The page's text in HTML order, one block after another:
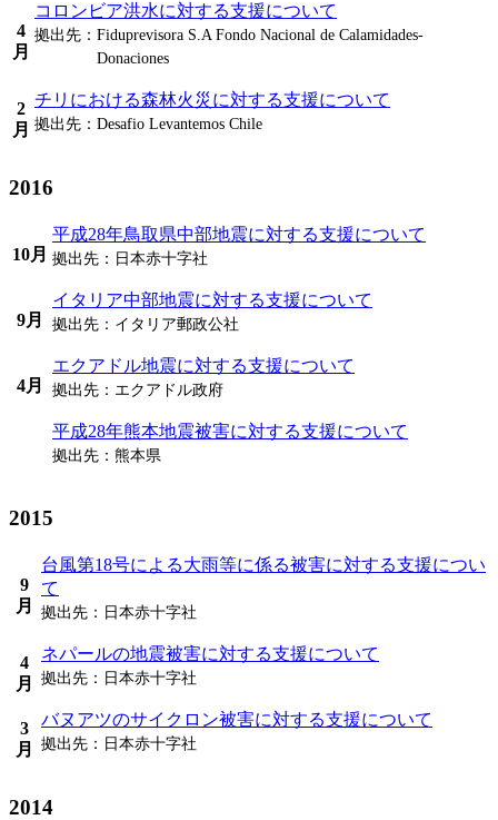
4
月
コロンビア洪水に対する支援について
拠出先： Fiduprevisora S.A Fondo Nacional de Calamidades-
Donaciones
2
月
チリにおける森林火災に対する支援について
拠出先： Desafio Levantemos Chile
2016
10月
平成28年鳥取県中部地震に対する支援について
拠出先： 日本赤十字社
9月
イタリア中部地震に対する支援について
拠出先： イタリア郵政公社
4月
エクアドル地震に対する支援について
拠出先： エクアドル政府
平成28年熊本地震被害に対する支援について
拠出先： 熊本県
2015
9
月
台風第18号による大雨等に係る被害に対する支援につい
て
拠出先： 日本赤十字社
4
月
ネパールの地震被害に対する支援について
拠出先： 日本赤十字社
3
月
バヌアツのサイクロン被害に対する支援について
拠出先： 日本赤十字社
2014